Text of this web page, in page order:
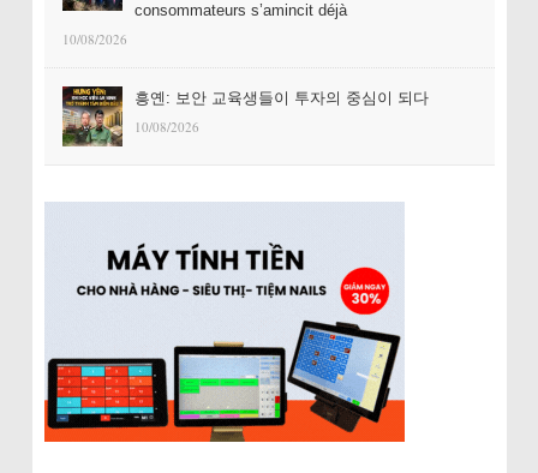
consommateurs s’amincit déjà
10/08/2026
흥옌: 보안 교육생들이 투자의 중심이 되다
10/08/2026